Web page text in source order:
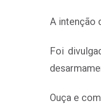
A intenção
Foi
Ouça e